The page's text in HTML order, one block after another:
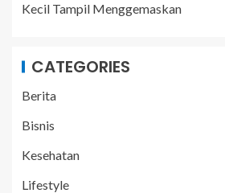
Kecil Tampil Menggemaskan
CATEGORIES
Berita
Bisnis
Kesehatan
Lifestyle